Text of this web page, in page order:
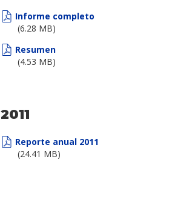
Informe completo
(6.28 MB)
Resumen
(4.53 MB)
2011
Reporte anual 2011
(24.41 MB)